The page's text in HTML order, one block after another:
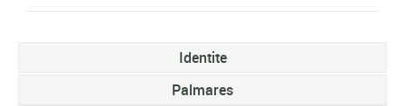
Identite
Palmares